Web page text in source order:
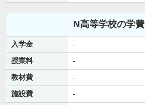
N高等学校の学費
入学金
-
授業料
-
教材費
-
施設費
-